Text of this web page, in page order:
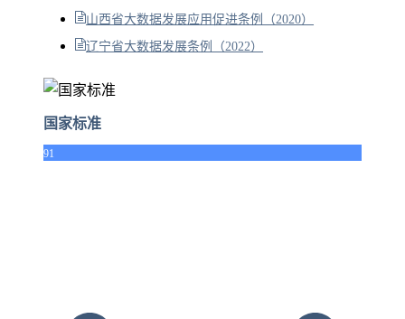
山西省大数据发展应用促进条例（2020）
辽宁省大数据发展条例（2022）
国家标准
91